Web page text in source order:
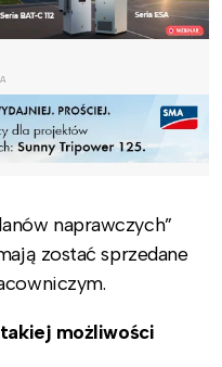
naprawczych”
zostać sprzedane
możliwości